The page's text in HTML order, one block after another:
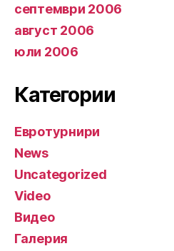
септември 2006
август 2006
юли 2006
Категории
Евротурнири
News
Uncategorized
Video
Видео
Галерия